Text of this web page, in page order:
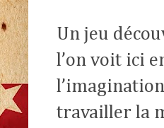
Un jeu
l’on voit ici
travailler la